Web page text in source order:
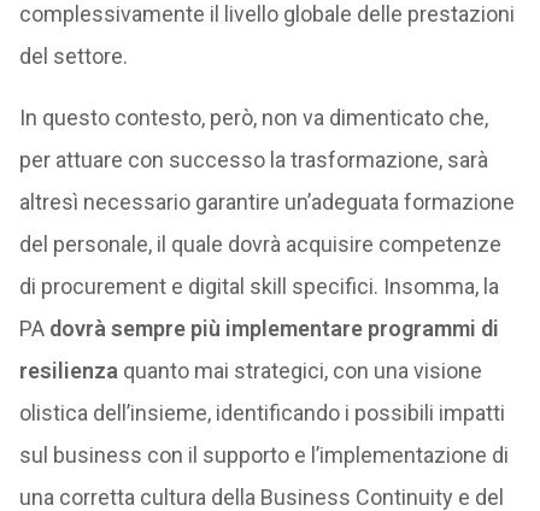
complessivamente il livello globale delle prestazioni
del settore.
In questo contesto, però, non va dimenticato che,
per attuare con successo la trasformazione, sarà
altresì necessario garantire un’adeguata formazione
del personale, il quale dovrà acquisire competenze
di procurement e digital skill specifici. Insomma, la
PA dovrà sempre più implementare programmi di
resilienza quanto mai strategici, con una visione
olistica dell’insieme, identificando i possibili impatti
sul business con il supporto e l’implementazione di
una corretta cultura della Business Continuity e del